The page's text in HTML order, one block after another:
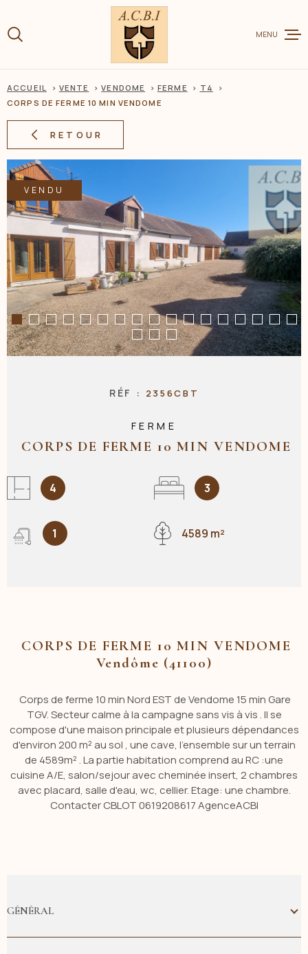
lamenu
contenu
CHARME
ESTIMER
BIEN
BIENS
NOS
MENU
ACCUEIL VENTE VENDOME FERME
T4
CORPS DE FERME 10 MIN VENDOME
RETOUR
VENDU
RÉF : 2356CBT
FERME
CORPS DE FERME 10 MIN VENDOME
4 3
1 4589 m²
CORPS DE FERME 10 MIN VENDOME
Vendôme (41100)
Corps de ferme 10 min Nord EST de Vendome 15 min Gare
TGV. Secteur calme à la campagne sans vis à vis . Il se
compose d'une maison principale et plusieurs dépendances
d'environ 200 m² au sol , une cave, l'ensemble sur un terrain
de 4589m² . La partie habitation comprend au RC :une
cuisine A/E, salon/sejour avec cheminée insert, 2 chambres
avec placard, salle d'eau, wc, cellier. Etage: une chambre.
Contacter CBLOT 0619208617 AgenceACBI
GÉNÉRAL